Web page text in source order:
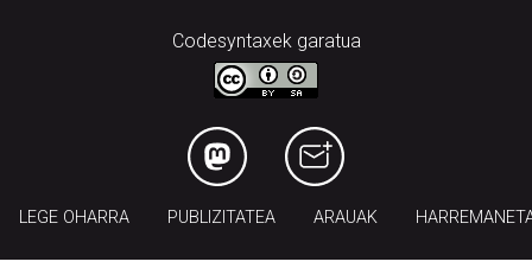
Codesyntaxek garatua
LEGE OHARRA PUBLIZITATEA ARAUAK